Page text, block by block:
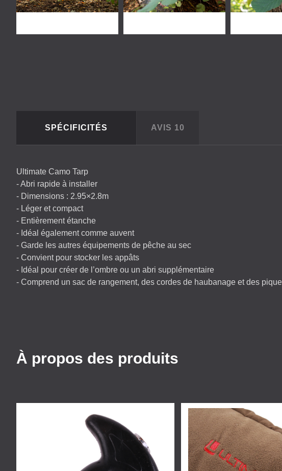
SPÉCIFICITÉS AVIS 10
Ultimate Camo Tarp
- Abri rapide à installer
- Dimensions : 2.95×2.8m
- Léger et compact
- Entièrement étanche
- Idéal également comme auvent
- Garde les autres équipements de pêche au sec
- Convient pour stocker les appâts
- Idéal pour créer de l’ombre ou un abri supplémentaire
- Comprend un sac de rangement, des cordes de haubanage et des
À propos des produits